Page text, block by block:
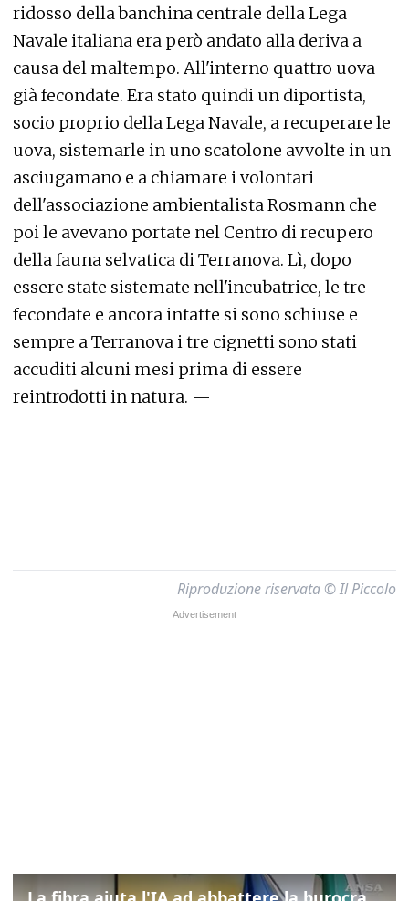
ridosso della banchina centrale della Lega
Navale italiana era però andato alla deriva a
causa del maltempo. All'interno quattro uova
già fecondate. Era stato quindi un diportista,
socio proprio della Lega Navale, a recuperare le
uova, sistemarle in uno scatolone avvolte in un
asciugamano e a chiamare i volontari
dell'associazione ambientalista Rosmann che
poi le avevano portate nel Centro di recupero
della fauna selvatica di Terranova. Lì, dopo
essere state sistemate nell'incubatrice, le tre
fecondate e ancora intatte si sono schiuse e
sempre a Terranova i tre cignetti sono stati
accuditi alcuni mesi prima di essere
reintrodotti in natura. —
Riproduzione riservata © Il Piccolo